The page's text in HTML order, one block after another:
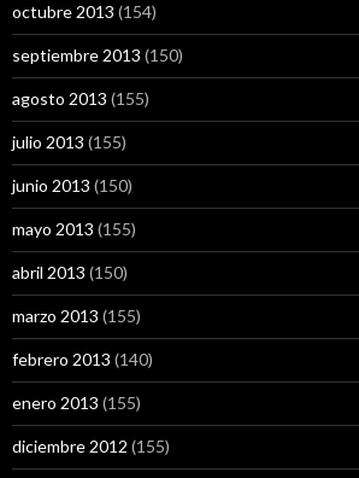
octubre 2013 (154)
septiembre 2013 (150)
agosto 2013 (155)
julio 2013 (155)
junio 2013 (150)
mayo 2013 (155)
abril 2013 (150)
marzo 2013 (155)
febrero 2013 (140)
enero 2013 (155)
diciembre 2012 (155)